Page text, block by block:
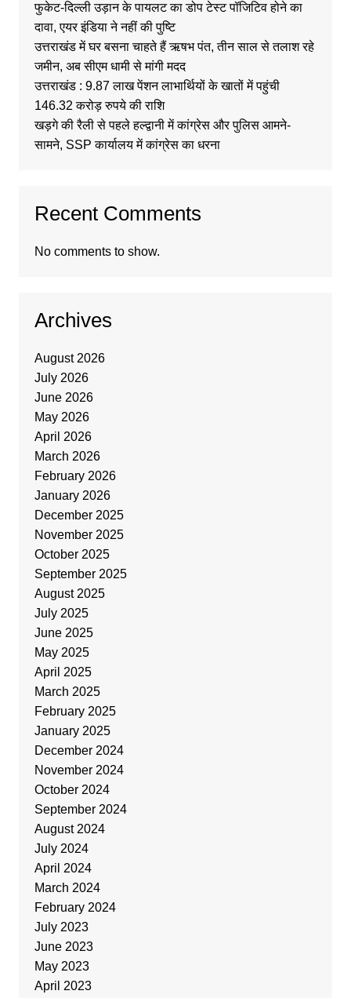
फुकेट-दिल्ली उड़ान के पायलट का डोप टेस्ट पॉजिटिव होने का
दावा, एयर इंडिया ने नहीं की पुष्टि
उत्तराखंड में घर बसना चाहते हैं ऋषभ पंत, तीन साल से तलाश रहे
जमीन, अब सीएम धामी से मांगी मदद
उत्तराखंड : 9.87 लाख पेंशन लाभार्थियों के खातों में पहुंची
146.32 करोड़ रुपये की राशि
खड़गे की रैली से पहले हल्द्वानी में कांग्रेस और पुलिस आमने-
सामने, SSP कार्यालय में कांग्रेस का धरना
Recent Comments
No comments to show.
Archives
August 2026
July 2026
June 2026
May 2026
April 2026
March 2026
February 2026
January 2026
December 2025
November 2025
October 2025
September 2025
August 2025
July 2025
June 2025
May 2025
April 2025
March 2025
February 2025
January 2025
December 2024
November 2024
October 2024
September 2024
August 2024
July 2024
April 2024
March 2024
February 2024
July 2023
June 2023
May 2023
April 2023